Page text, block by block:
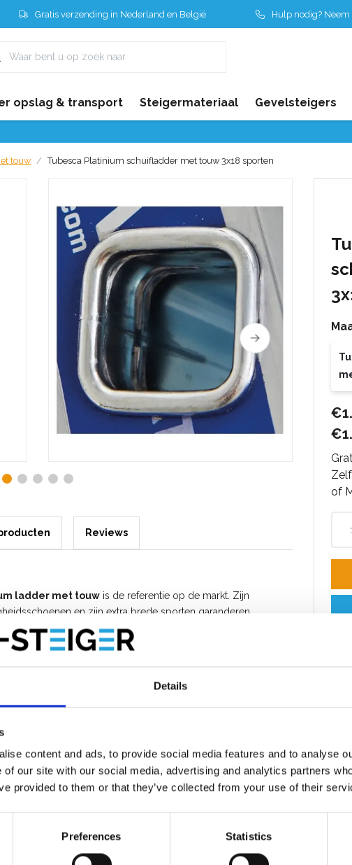
Details
content and ads, to provide social media features and to analyse
of our site with our social media, advertising and analytics partners
provided to them or that they’ve collected from your use of their
Preferences Statistics
Gratis verzending in Nederland en België Hulp nodig? Neem
opslag & transport Steigermateriaal Gevelsteigers
touw Tubesca Platinium schuifladder met touw 3x18 sporten
of
Reviews
ladder met touw is de referentie op de markt. Zijn
en zijn extra brede sporten garanderen
norm EN 131 en decreet 96333. De
op grote hoogtes.
geven dit model een grote precisie om in alle veiligheid de
mm en maakt deze touwladder licht en gemakkelijk te